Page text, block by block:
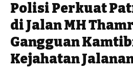
Polisi Perkuat
di Jalan MH
Gangguan
Kejahatan